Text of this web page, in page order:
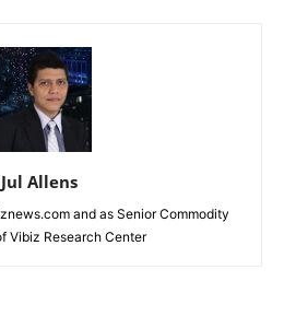
Jul Allens
and as Senior Commodity
Vibiz Research Center